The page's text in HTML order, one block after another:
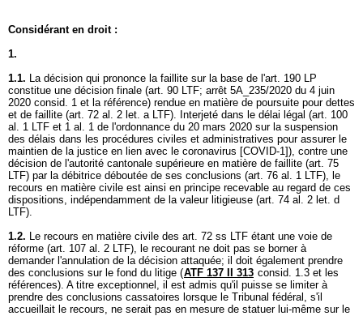
Considérant en droit :
1.
1.1. La décision qui prononce la faillite sur la base de l'art. 190 LP
constitue une décision finale (art. 90 LTF; arrêt 5A_235/2020 du 4 juin
2020 consid. 1 et la référence) rendue en matière de poursuite pour dettes
et de faillite (art. 72 al. 2 let. a LTF). Interjeté dans le délai légal (art. 100
al. 1 LTF et 1 al. 1 de l'ordonnance du 20 mars 2020 sur la suspension
des délais dans les procédures civiles et administratives pour assurer le
maintien de la justice en lien avec le coronavirus [COVID-1]), contre une
décision de l'autorité cantonale supérieure en matière de faillite (art. 75
LTF) par la débitrice déboutée de ses conclusions (art. 76 al. 1 LTF), le
recours en matière civile est ainsi en principe recevable au regard de ces
dispositions, indépendamment de la valeur litigieuse (art. 74 al. 2 let. d
LTF).
1.2. Le recours en matière civile des art. 72 ss LTF étant une voie de
réforme (art. 107 al. 2 LTF), le recourant ne doit pas se borner à
demander l'annulation de la décision attaquée; il doit également prendre
des conclusions sur le fond du litige (ATF 137 II 313 consid. 1.3 et les
références). A titre exceptionnel, il est admis qu'il puisse se limiter à
prendre des conclusions cassatoires lorsque le Tribunal fédéral, s'il
accueillait le recours, ne serait pas en mesure de statuer lui-même sur le